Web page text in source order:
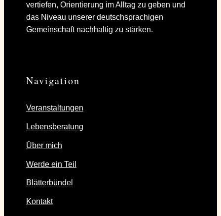
vertiefen, Orientierung im Alltag zu geben und
das Niveau unserer deutschsprachigen
Gemeinschaft nachhaltig zu stärken.
Navigation
Veranstaltungen
Lebensberatung
Über mich
Werde ein Teil
Blätterbündel
Kontakt